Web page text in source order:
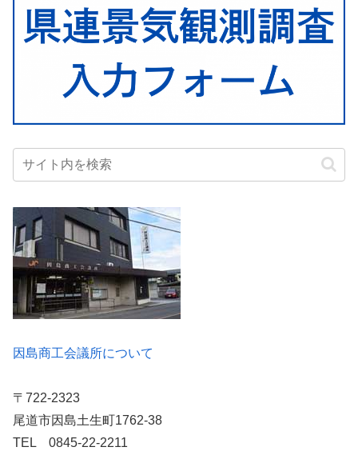
因島商工会議所について
〒722-2323
尾道市因島土生町1762-38
TEL 0845-22-2211